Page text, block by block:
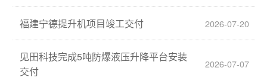
福建宁德提升机项目竣工交付 2026-07-20
见田科技完成5吨防爆液压升降平台安装
交付
2026-07-07